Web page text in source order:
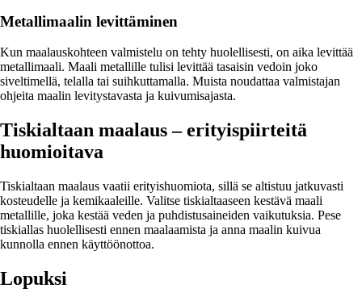
Metallimaalin levittäminen
Kun maalauskohteen valmistelu on tehty huolellisesti, on aika levittää
metallimaali. Maali metallille tulisi levittää tasaisin vedoin joko
siveltimellä, telalla tai suihkuttamalla. Muista noudattaa valmistajan
ohjeita maalin levitystavasta ja kuivumisajasta.
Tiskialtaan maalaus – erityispiirteitä
huomioitava
Tiskialtaan maalaus vaatii erityishuomiota, sillä se altistuu jatkuvasti
kosteudelle ja kemikaaleille. Valitse tiskialtaaseen kestävä maali
metallille, joka kestää veden ja puhdistusaineiden vaikutuksia. Pese
tiskiallas huolellisesti ennen maalaamista ja anna maalin kuivua
kunnolla ennen käyttöönottoa.
Lopuksi